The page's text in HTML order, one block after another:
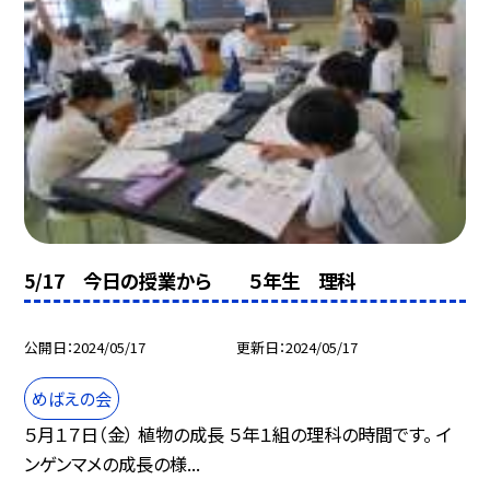
5/17 今日の授業から ５年生 理科
公開日 2024/05/17 更新日 2024/05/17
めばえの会
５月１７日（金） 植物の成長 ５年１組の理科の時間です。 イ
ンゲンマメの成長の様...